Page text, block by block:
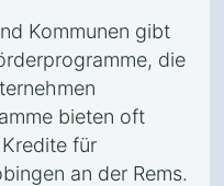
Kommunen gibt
die
bieten oft
für
an der Rems.